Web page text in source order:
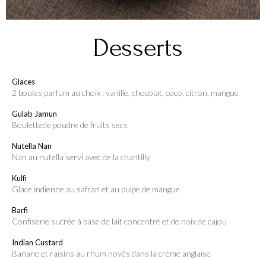
Desserts
Glaces
2 boules parfum au choix : vanille, chocolat, coco, citron, mangue
Gulab Jamun
boulettede poudre de fruits secs
Nutella Nan
nan au nutella servi avec de la chantilly
Kulfi
glace indienne au safran et au pulpe de mangue
Barfi
Confiserie sucrée à base de lait concentré et de noix de cajou
Indian Custard
banane et raisins au rhum noyés dans la crème anglaise